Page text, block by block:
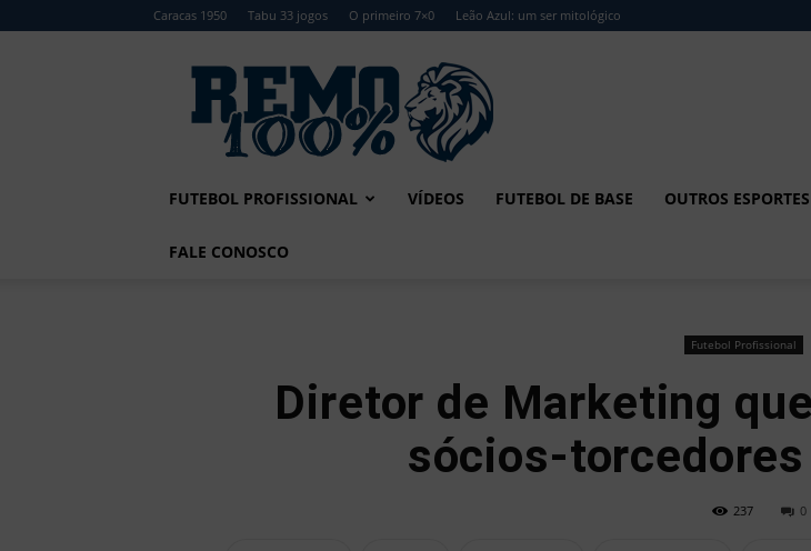
Caracas 1950 Tabu 33 jogos O primeiro 7×0 Leão Azul: um ser mitológico
Remo
FUTEBOL PROFISSIONAL VÍDEOS FUTEBOL DE BASE OUTROS ESPORTES
FALE CONOSCO
Futebol Profissional
Diretor de Marketing
sócios-
237 0